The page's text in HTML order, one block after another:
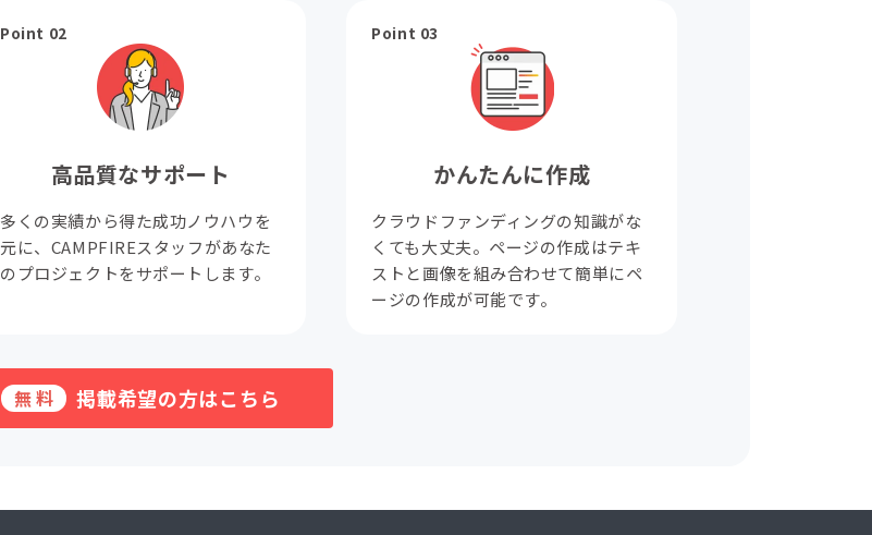
Point 02
高品質なサポート
多くの実績から得た成功ノウハウを
元に、CAMPFIREスタッフがあなた
のプロジェクトをサポートします。
Point 03
かんたんに作成
クラウドファンディングの知識がな
くても大丈夫。ページの作成はテキ
ストと画像を組み合わせて簡単にペ
ージの作成が可能です。
無料 掲載希望の方はこちら